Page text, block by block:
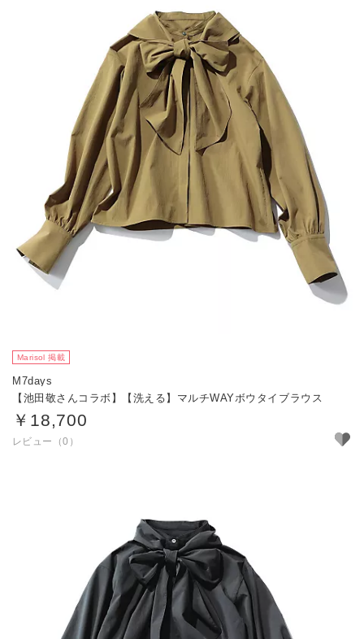
Marisol 掲載
M7days
【池田敬さんコラボ】【洗える】マルチWAYボウタイブラウス
￥18,700